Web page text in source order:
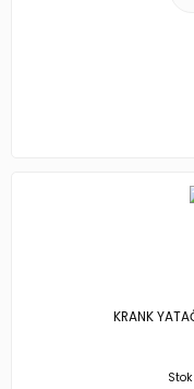
KRANK
Stok